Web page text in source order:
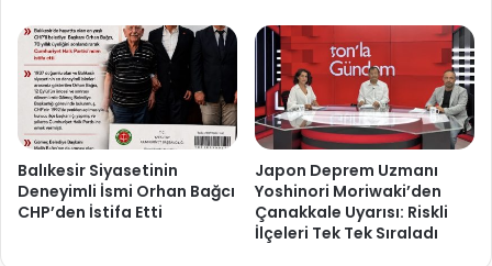
Balıkesir Siyasetinin
Deneyimli İsmi Orhan Bağcı
CHP’den İstifa Etti
Japon Deprem Uzmanı
Yoshinori Moriwaki’den
Çanakkale Uyarısı: Riskli
İlçeleri Tek Tek Sıraladı